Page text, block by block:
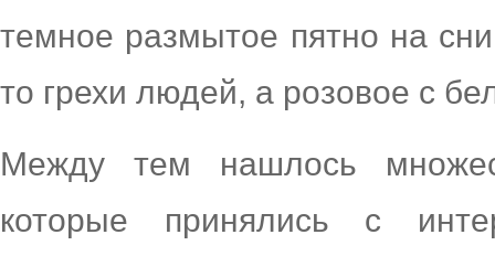
темное размытое пятно на
то грехи людей, а розовое с
Между тем нашлось
которые принялись с